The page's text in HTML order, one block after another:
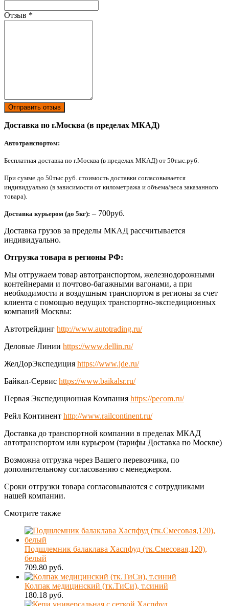
Отзыв *
Отправить отзыв
Доставка по г.Москва (в пределах МКАД)
Автотранспортом:
Бесплатная доставка по г.Москва (в пределах МКАД) от 50тыс.руб.
При сумме до 50тыс.руб. стоимость доставки согласовывается
индивидуально (в зависимости от километража и объема/веса заказанного
товара).
Доставка курьером (до 5кг): – 700руб.
Доставка грузов за пределы МКАД рассчитывается
индивидуально.
Отгрузка товара в регионы РФ:
Мы отгружаем товар автотранспортом, железнодорожными
контейнерами и почтово-багажными вагонами, а при
необходимости и воздушным транспортом в регионы за счет
клиента с помощью ведущих транспортно-экспедиционных
компаний Москвы:
Автотрейдинг http://www.autotrading.ru/
Деловые Линии https://www.dellin.ru/
ЖелДорЭкспедиция https://www.jde.ru/
Байкал-Сервис https://www.baikalsr.ru/
Первая Экспедиционная Компания https://pecom.ru/
Рейл Континент http://www.railcontinent.ru/
Доставка до транспортной компании в пределах МКАД
автотранспортом или курьером (тарифы Доставка по Москве)
Возможна отгрузка через Вашего перевозчика, по
дополнительному согласованию с менеджером.
Сроки отгрузки товара согласовываются с сотрудниками
нашей компании.
Смотрите также
Подшлемник балаклава Хаспфуд (тк.Смесовая,120),
белый
709.80 руб.
Колпак медицинский (тк.ТиСи), т.синий
180.18 руб.